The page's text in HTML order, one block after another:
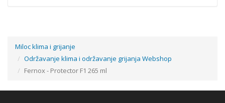
Miloc klima i grijanje
Održavanje klima i održavanje grijanja Webshop
Fernox - Protector F1 265 ml